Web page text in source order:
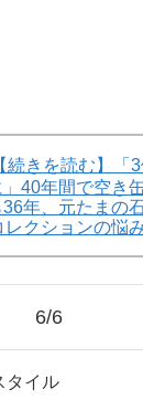
【続きを読む】「
40年間で空き
年、元たまの
レクションの悩
6/6
タイル